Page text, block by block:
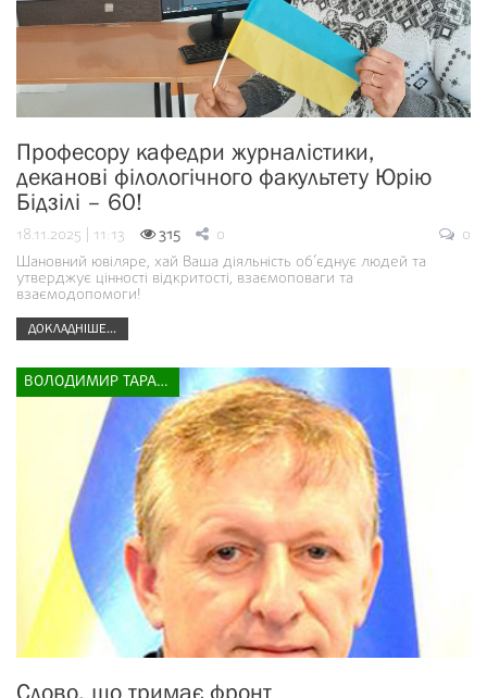
Професору кафедри журналістики,
деканові філологічного факультету Юрію
Бідзілі – 60!
18.11.2025 | 11:13 315 0
0
Шановний ювіляре, хай Ваша діяльність об’єднує людей та
утверджує цінності відкритості, взаємоповаги та
взаємодопомоги!
ДОКЛАДНІШЕ...
ВОЛОДИМИР ТАРАСЮК
Слово, що тримає фронт